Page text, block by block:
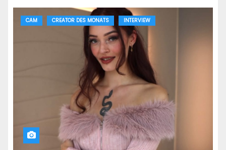
CAM CREATOR DES MONATS INTERVIEW